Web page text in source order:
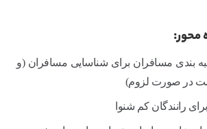
محور:
بندی مسافران برای شناسایی مسافران (و
در صورت لزوم)
رانندگان کم شنوا